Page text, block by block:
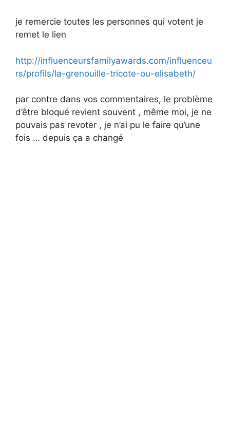
je remercie toutes les personnes qui votent je
remet le lien
http://influenceursfamilyawards.com/influenceu
rs/profils/la-grenouille-tricote-ou-elisabeth/
par contre dans vos commentaires, le problème
d’être bloqué revient souvent , même moi, je ne
pouvais pas revoter , je n’ai pu le faire qu’une
fois … depuis ça a changé